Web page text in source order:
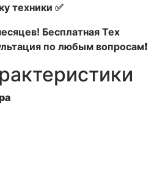
техники ✅
Бесплатная Тех
по любым вопросам❗